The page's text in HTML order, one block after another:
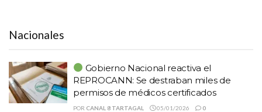
Nacionales
Gobierno Nacional reactiva el
REPROCANN: Se destraban miles de
permisos de médicos certificados
POR CANAL 8 TARTAGAL 05/01/2026 0